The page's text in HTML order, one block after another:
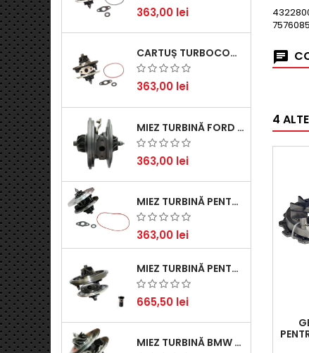
363,00 lei
CARTUȘ TURBOCOMPRESOR PENTRU VW, AUDI, SEAT, SKODA - MOTOR DIESEL 2.0 TDI
363,00 lei
MIEZ TURBINĂ FORD TRANSIT 2.2 TDCI (2007-2016)
363,00 lei
MIEZ TURBINĂ PENTRU CITROËN, FORD, MAZDA, MINI, PEUGEOT ȘI VOLVO - MOTORIZĂRI 1.6 HDI ȘI 1.6 D
363,00 lei
MIEZ TURBINĂ PENTRU AUDI, SEAT, SKODA ȘI VOLKSWAGEN - MOTORIZĂRI 2.0 TDI 103KW 140CP
665,50 lei
MIEZ TURBINĂ BMW SERIA 1 (E81, E87) 120 D - CREȘTEȚI PERFORMANȚA ȘI RĂSPUNSUL MOTORULUI
4